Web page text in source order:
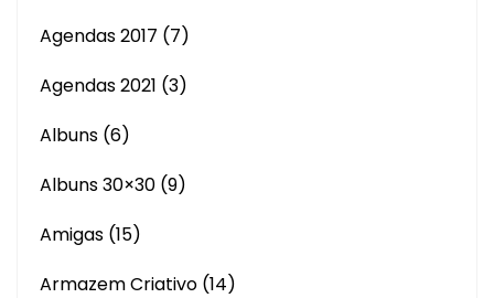
Agendas 2017 (7)
Agendas 2021 (3)
Albuns (6)
Albuns 30×30 (9)
Amigas (15)
Armazem Criativo (14)